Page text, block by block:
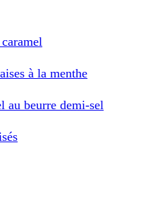
à la menthe
au beurre demi-sel